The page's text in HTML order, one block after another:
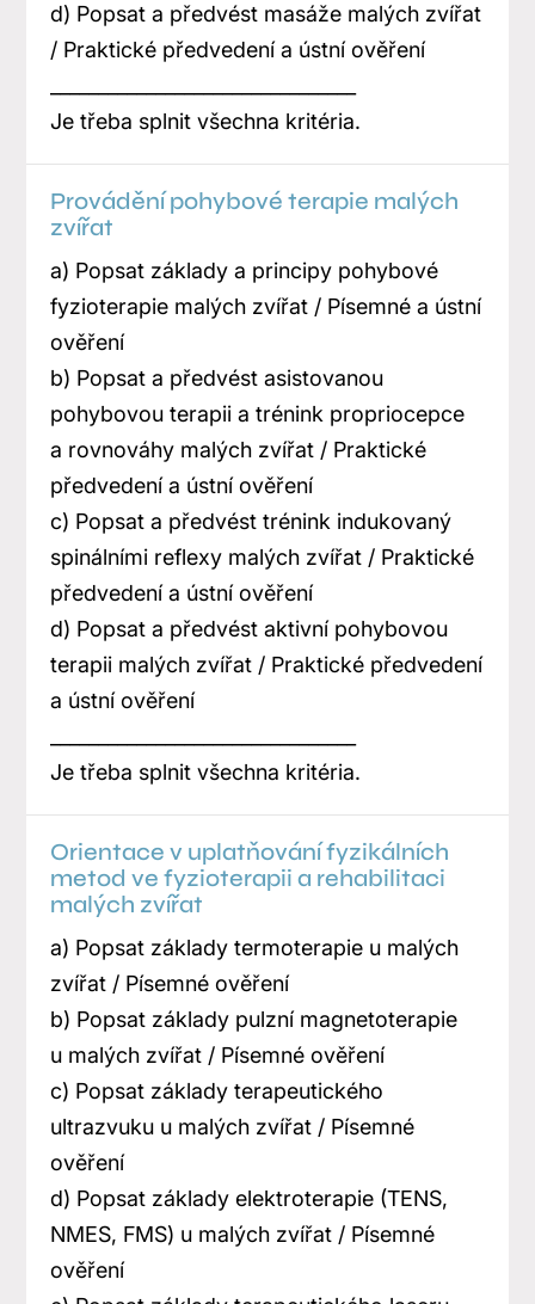
d) Popsat a předvést masáže malých zvířat
/ Praktické předvedení a ústní ověření
Je třeba splnit všechna kritéria.
Provádění pohybové terapie malých
zvířat
a) Popsat základy a principy pohybové
fyzioterapie malých zvířat / Písemné a ústní
ověření
b) Popsat a předvést asistovanou
pohybovou terapii a trénink propriocepce
a rovnováhy malých zvířat / Praktické
předvedení a ústní ověření
c) Popsat a předvést trénink indukovaný
spinálními reflexy malých zvířat / Praktické
předvedení a ústní ověření
d) Popsat a předvést aktivní pohybovou
terapii malých zvířat / Praktické předvedení
a ústní ověření
Je třeba splnit všechna kritéria.
Orientace v uplatňování fyzikálních
metod ve fyzioterapii a rehabilitaci
malých zvířat
a) Popsat základy termoterapie u malých
zvířat / Písemné ověření
b) Popsat základy pulzní magnetoterapie
u malých zvířat / Písemné ověření
c) Popsat základy terapeutického
ultrazvuku u malých zvířat / Písemné
ověření
d) Popsat základy elektroterapie (TENS,
NMES, FMS) u malých zvířat / Písemné
ověření